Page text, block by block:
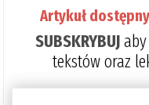
Artykuł
SUBSKRYBUJ
tekstów oraz